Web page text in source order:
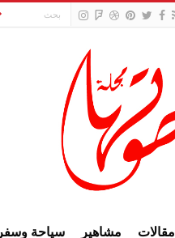
مقالات مشاهير سياحة وسفر